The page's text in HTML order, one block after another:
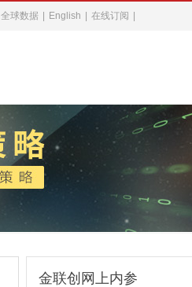
全球数据 English 在线订阅
金联创网上内参